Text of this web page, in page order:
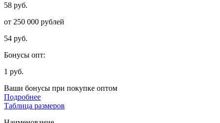
58 руб.
от 250 000 рублей
54 руб.
Бонусы опт:
1 руб.
Ваши бонусы при покупке оптом
Подробнее
Таблица размеров